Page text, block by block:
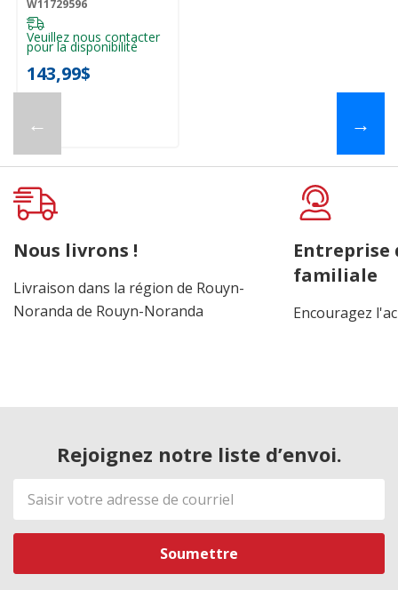
←
W11729596
Veuillez nous contacter
pour la disponibilité
143,99$
→
Nous livrons !
Livraison dans la région de Rouyn-
Noranda de Rouyn-Noranda
Entreprise
familiale
Encouragez
Rejoignez notre liste d’envoi.
Adresse
de
courriel